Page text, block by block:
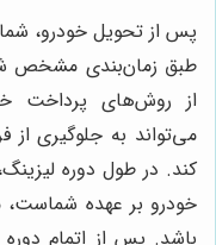
پس از تحویل خودرو،
طبق زمان‌بندی مشخص
از روش‌های پرداخت
می‌تواند به جلوگیری
کند. در طول دوره
خودرو بر عهده شماست،
باشد. پس از اتمام